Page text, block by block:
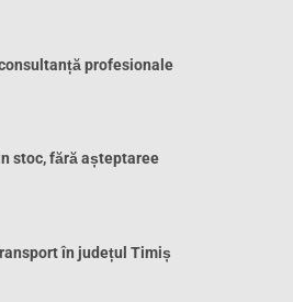
profesionale
stoc, fără așteptaree
în județul Timiș